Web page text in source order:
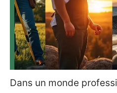
Dans un monde